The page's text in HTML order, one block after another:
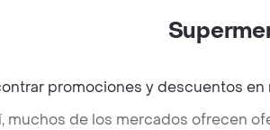
promociones y descuentos
muchos de los mercados ofrecen